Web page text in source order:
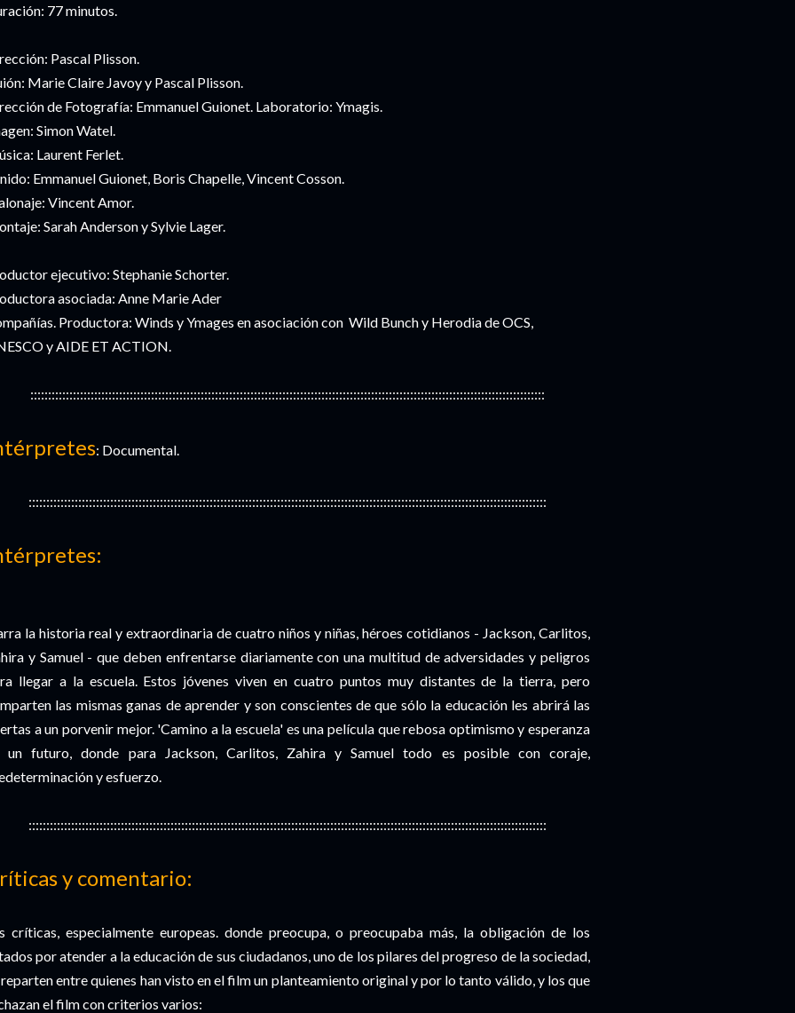
77 minutos.
Pascal Plisson.
Marie Claire Javoy y Pascal Plisson.
de Fotografía: Emmanuel Guionet. Laboratorio: Ymagis.
Simon Watel.
Laurent Ferlet.
Emmanuel Guionet, Boris Chapelle, Vincent Cosson.
Vincent Amor.
Sarah Anderson y Sylvie Lager.
ejecutivo: Stephanie Schorter.
asociada: Anne Marie Ader
Productora: Winds y Ymages en asociación con Wild Bunch y Herodia de OCS,
y AIDE ET ACTION.
:::::::::::::::::::::::::::::::::::::::::::::::::::::::::::::::::::::::::::::::::::::::::::::::::::::::::::::::::::::::::::::::::::::::::::::::::
: Documental.
::::::::::::::::::::::::::::::::::::::::::::::::::::::::::::::::::::::::::::::::::::::::::::::::::::::::::::::::::::::::::::::::::::::::::::::::::
la historia real y extraordinaria de cuatro niños y niñas, héroes cotidianos - Jackson, Carlitos,
y Samuel - que deben enfrentarse diariamente con una multitud de adversidades y peligros
llegar a la escuela. Estos jóvenes viven en cuatro puntos muy distantes de la tierra, pero
las mismas ganas de aprender y son conscientes de que sólo la educación les abrirá las
a un porvenir mejor. 'Camino a la escuela' es una película que rebosa optimismo y esperanza
un futuro, donde para Jackson, Carlitos, Zahira y Samuel todo es posible con coraje,
y esfuerzo.
::::::::::::::::::::::::::::::::::::::::::::::::::::::::::::::::::::::::::::::::::::::::::::::::::::::::::::::::::::::::::::::::::::::::::::::::::
y comentario:
críticas, especialmente europeas. donde preocupa, o preocupaba más, la obligación de los
por atender a la educación de sus ciudadanos, uno de los pilares del progreso de la sociedad,
entre quienes han visto en el film un planteamiento original y por lo tanto válido, y los que
el film con criterios varios: